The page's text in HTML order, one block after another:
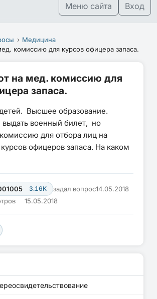
Меню сайта Вход
Медицина
комиссию для курсов офицера запаса.
на мед. комиссию для
запаса.
Высшее образование.
военный билет, но
для отбора лиц на
офицеров запаса. На каком
3.16K задал вопрос14.05.2018
15.05.2018